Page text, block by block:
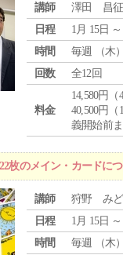
講師
澤田 昌征
日程
1月 15日
時間
毎週 （木
回数
全12回
料金
14,580円
40,500円
義開始前ま
枚のメイン・カードに
講師
狩野 みど
日程
1月 15日
時間
毎週 （木